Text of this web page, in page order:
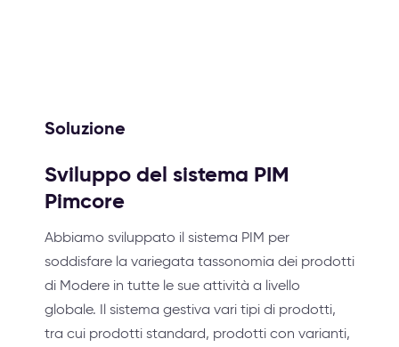
Soluzione
Sviluppo del sistema PIM
Pimcore
Abbiamo sviluppato il sistema PIM per
soddisfare la variegata tassonomia dei prodotti
di Modere in tutte le sue attività a livello
globale. Il sistema gestiva vari tipi di prodotti,
tra cui prodotti standard, prodotti con varianti,